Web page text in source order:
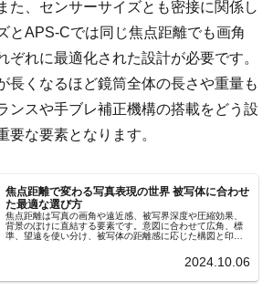
た、センサーサイズとも密接に関係し
とAPS-Cでは同じ焦点距離でも画角
ぞれに最適化された設計が必要です。
長くなるほど鏡筒全体の長さや重量も
ンスや手ブレ補正機構の搭載をどう設
要な要素となります。
焦点距離で変わる写真表現の世界 被写体に合わせ
た最適な選び方
焦点距離は写真の画角や遠近感、被写界深度や圧縮効果、
背景のぼけに直結する要素です。意図に合わせて広角、標
準、望遠を使い分け、被写体の距離感に応じた構図と印象
2024.10.06